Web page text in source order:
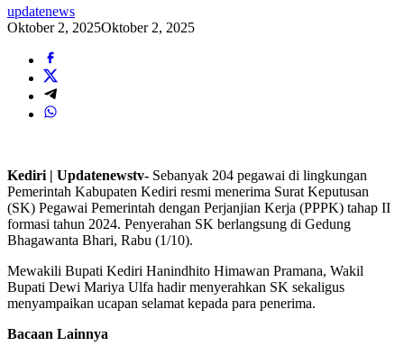
updatenews
Oktober 2, 2025Oktober 2, 2025
Kediri | Updatenewstv- Sebanyak 204 pegawai di lingkungan
Pemerintah Kabupaten Kediri resmi menerima Surat Keputusan
(SK) Pegawai Pemerintah dengan Perjanjian Kerja (PPPK) tahap II
formasi tahun 2024. Penyerahan SK berlangsung di Gedung
Bhagawanta Bhari, Rabu (1/10).
Mewakili Bupati Kediri Hanindhito Himawan Pramana, Wakil
Bupati Dewi Mariya Ulfa hadir menyerahkan SK sekaligus
menyampaikan ucapan selamat kepada para penerima.
Bacaan Lainnya